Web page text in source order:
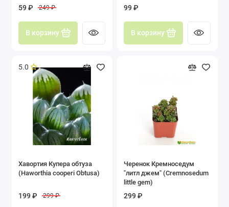
59 ₽ 249 ₽
В корзину
бурчелли)
99 ₽
В корзину
5.0
Хавортия Купера обтуза
(Haworthia cooperi Obtusa)
199 ₽ 299 ₽
Черенок Кремноседум
"литл джем" (Cremnosedum
little gem)
299 ₽